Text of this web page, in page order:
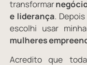
transformar
e liderança.
escolhi usar
mulheres
Acredito que